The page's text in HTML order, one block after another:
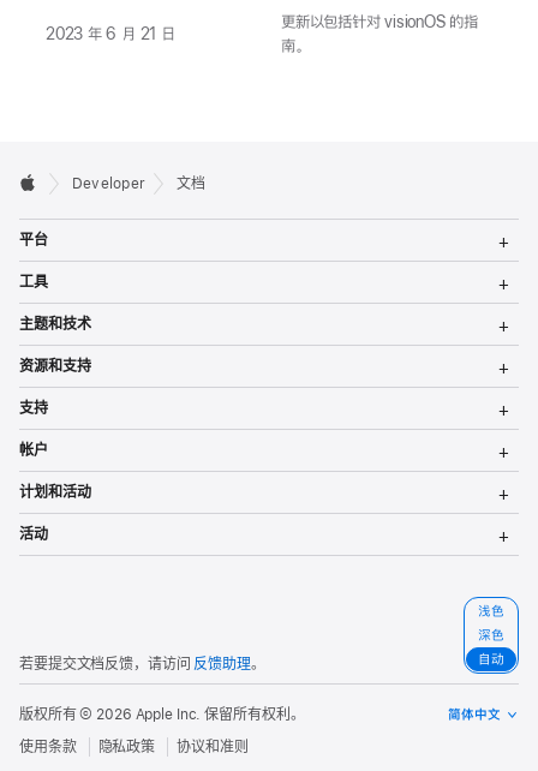
2023 年 6 月 21 日
更新以包括针对 visionOS 的指
南。
Developer 文档
平台
工具
主题和技术
资源和支持
支持
帐户
计划和活动
活动
若要提交文档反馈，请访问 反馈助理。
选
择
首
选
颜
色
方
浅色
深色
自动
版权所有 © 2026 Apple Inc. 保留所有权利。
使用条款
隐私政策 协议和准则